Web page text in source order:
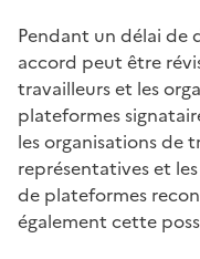
Pendant un délai de
accord peut être
travailleurs et les
plateformes
les organisations de
représentatives et
de plateformes
également cette